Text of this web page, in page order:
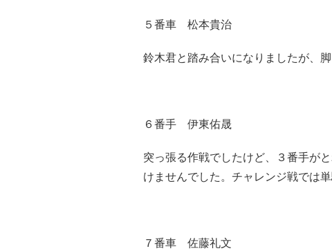
５番車 松本貴治
鈴木君と踏み合いになりましたが、
６番手 伊東佑晟
突っ張る作戦でしたけど、３番手が
けませんでした。チャレンジ戦では
７番車 佐藤礼文